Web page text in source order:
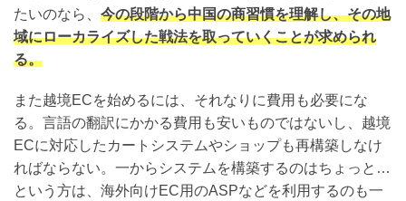
たいのなら、 今の段階から中国の商習慣を理解し、その地
域にローカライズした戦法を取っていくことが求められ
る。
また越境ECを始めるには、それなりに費用も必要にな
る。言語の翻訳にかかる費用も安いものではないし、越境
ECに対応したカートシステムやショップも再構築しなけ
ればならない。一からシステムを構築するのはちょっと…
という方は、海外向けEC用のASPなどを利用するのも一